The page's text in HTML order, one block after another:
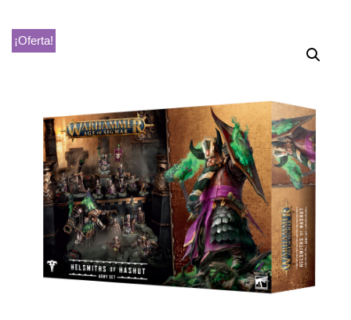
¡Oferta!